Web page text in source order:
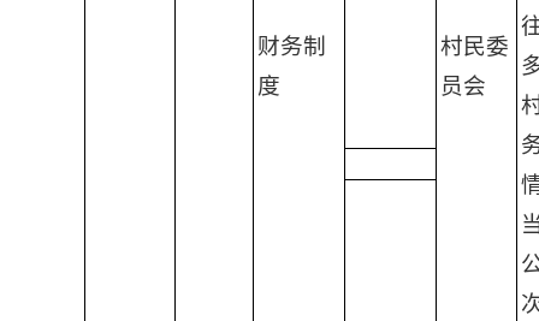
财务制
度
村民委
员会